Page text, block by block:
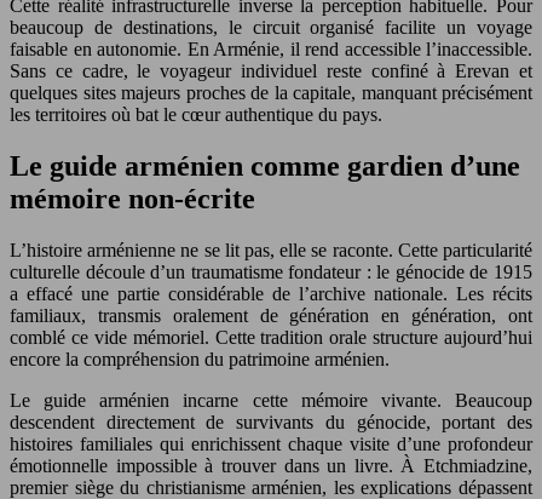
Cette réalité infrastructurelle inverse la perception habituelle. Pour
beaucoup de destinations, le circuit organisé facilite un voyage
faisable en autonomie. En Arménie, il rend accessible l’inaccessible.
Sans ce cadre, le voyageur individuel reste confiné à Erevan et
quelques sites majeurs proches de la capitale, manquant précisément
les territoires où bat le cœur authentique du pays.
Le guide arménien comme gardien d’une
mémoire non-écrite
L’histoire arménienne ne se lit pas, elle se raconte. Cette particularité
culturelle découle d’un traumatisme fondateur : le génocide de 1915
a effacé une partie considérable de l’archive nationale. Les récits
familiaux, transmis oralement de génération en génération, ont
comblé ce vide mémoriel. Cette tradition orale structure aujourd’hui
encore la compréhension du patrimoine arménien.
Le guide arménien incarne cette mémoire vivante. Beaucoup
descendent directement de survivants du génocide, portant des
histoires familiales qui enrichissent chaque visite d’une profondeur
émotionnelle impossible à trouver dans un livre. À Etchmiadzine,
premier siège du christianisme arménien, les explications dépassent